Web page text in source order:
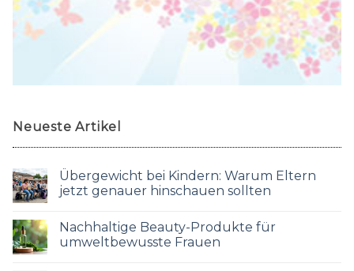
Neueste Artikel
Übergewicht bei Kindern: Warum Eltern
jetzt genauer hinschauen sollten
Nachhaltige Beauty-Produkte für
umweltbewusste Frauen